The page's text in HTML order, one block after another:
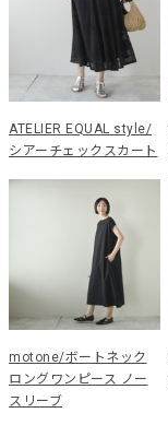
ATELIER EQUAL style/
シアーチェックスカート
motone/ボートネック
ロングワンピース ノー
スリーブ